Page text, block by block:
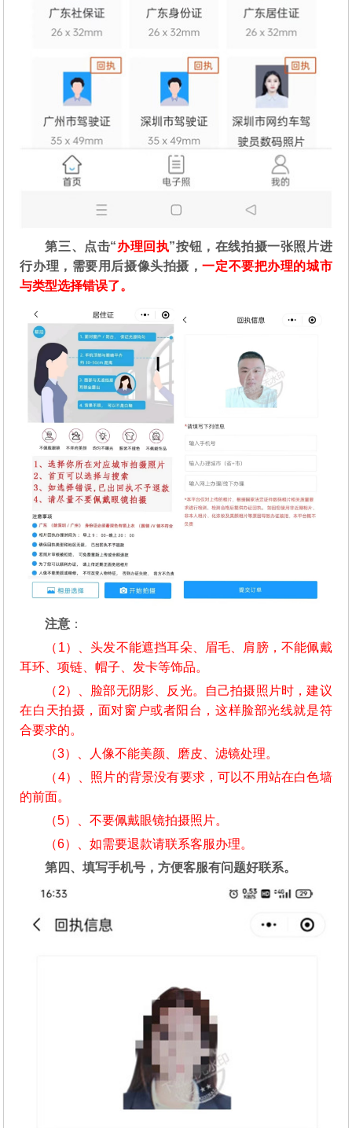
第三、点击“办理回执”按钮，在线拍摄一张照片进
行办理，需要用后摄像头拍摄，一定不要把办理的城市
与类型选择错误了。
注意 ：
（1）、头发不能遮挡耳朵、眉毛、肩膀，不能佩戴
耳环、项链、帽子、发卡等饰品。
（2）、脸部无阴影、反光。自己拍摄照片时，建议
在白天拍摄，面对窗户或者阳台，这样脸部光线就是符
合要求的。
（3）、人像不能美颜、磨皮、滤镜处理。
（4）、照片的背景没有要求，可以不用站在白色墙
的前面。
（5）、不要佩戴眼镜拍摄照片。
（6）、如需要退款请联系客服办理。
第四、填写手机号，方便客服有问题好联系。